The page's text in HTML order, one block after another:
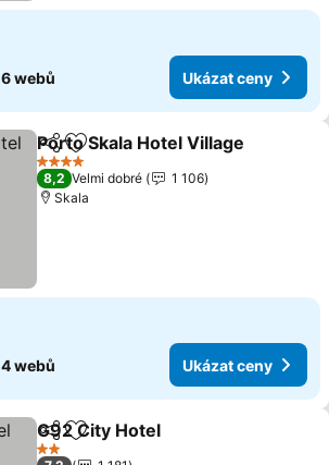
6 webů Ukázat ceny
SdíletPřidat na seznam oblíbených
Porto Skala Hotel Village
4 Počet hvězdiček
8,2 Velmi dobré
1 106
Skala
4 webů Ukázat ceny
SdíletPřidat na seznam oblíbených
G92 City Hotel
2 Počet hvězdiček